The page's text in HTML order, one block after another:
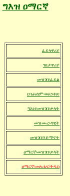
ግእዝ ዐማርኛ
ፊደላዋሪያ
ገበታዋሪያ
መዝገበ፡ፊደል
ርባሐ፡ስም፡ወአንቀጽ
ግእዝ፡መዝገበ፡ቃላት
መዝሙረ፡ዳዊት
መዝገበ፡ሃይማኖት
ዐማርኛ፡መዝገበ፡ቃላት
ዐማርኛ፡መጽሐፍ፡ቅዱስ